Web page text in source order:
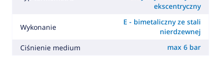
ekscentryczny
Wykonanie
E - bimetaliczny ze stali
nierdzewnej
Ciśnienie medium
max 6 bar